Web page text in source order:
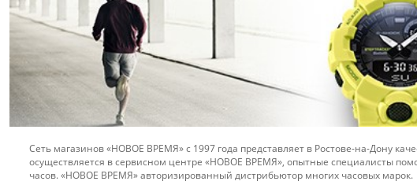
Сеть магазинов «НОВОЕ ВРЕМЯ» с 1997 года представляет в Ростове-на-Дону
осуществляется в сервисном центре «НОВОЕ ВРЕМЯ», опытные специалисты
часов. «НОВОЕ ВРЕМЯ» авторизированный дистрибьютор многих часовых марок.